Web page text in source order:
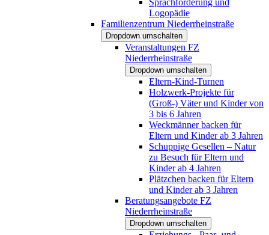
Logopädie
Familienzentrum Niederrheinstraße
Dropdown umschalten
Veranstaltungen FZ
Niederrheinstraße
Dropdown umschalten
Eltern-Kind-Turnen
Holzwerk-Projekte für
(Groß-) Väter und Kinder von
3 bis 6 Jahren
Weckmänner backen für
Eltern und Kinder ab 3 Jahren
Schuppige Gesellen – Natur
zu Besuch für Eltern und
Kinder ab 4 Jahren
Plätzchen backen für Eltern
und Kinder ab 3 Jahren
Beratungsangebote FZ
Niederrheinstraße
Dropdown umschalten